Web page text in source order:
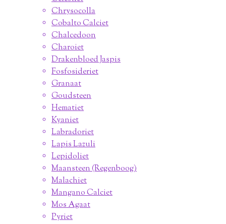
Chrysocolla
Cobalto Calciet
Chalcedoon
Charoiet
Drakenbloed Jaspis
Fosfosideriet
Granaat
Goudsteen
Hematiet
Kyaniet
Labradoriet
Lapis Lazuli
Lepidoliet
Maansteen (Regenboog)
Malachiet
Mangano Calciet
Mos Agaat
Pyriet